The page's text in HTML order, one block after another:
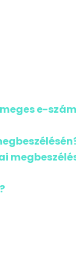
e-